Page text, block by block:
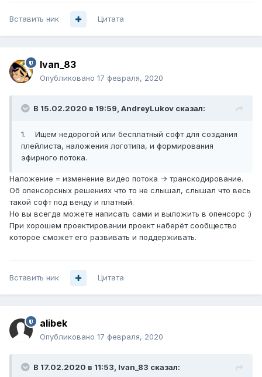
Вставить ник Цитата
Ivan_83
Опубликовано 17 февраля, 2020
В 15.02.2020 в 19:59, AndreyLukov сказал:
1. Ищем недорогой или бесплатный софт для создания
плейлиста, наложения логотипа, и формирования
эфирного потока.
Наложение = изменение видео потока -> транскодирование.
Об опенсорсных решениях что то не слышал, слышал что весь
такой софт под венду и платный.
Но вы всегда можете написать сами и выложить в опенсорс :)
При хорошем проектировании проект наберёт сообщество
которое сможет его развивать и поддерживать.
Вставить ник Цитата
alibek
Опубликовано 17 февраля, 2020
В 17.02.2020 в 11:53, Ivan_83 сказал: